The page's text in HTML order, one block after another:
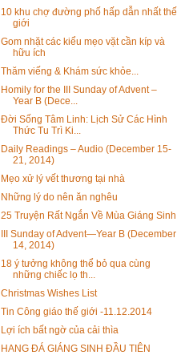
10 khu chợ đường phố hấp dẫn nhất thế
giới
Gom nhặt các kiểu mẹo vặt cần kíp và
hữu ích
Thăm viếng & Khám sức khỏe...
Homily for the III Sunday of Advent –
Year B (Dece...
Đời Sống Tâm Linh: Lịch Sử Các Hình
Thức Tu Trì Ki...
Daily Readings – Audio (December 15-
21, 2014)
Mẹo xử lý vết thương tại nhà
Những lý do nên ăn nghêu
25 Truyện Rất Ngắn Về Mùa Giáng Sinh
III Sunday of Advent—Year B (December
14, 2014)
18 ý tưởng không thể bỏ qua cùng
những chiếc lọ th...
Christmas Wishes List
Tin Công giáo thế giới -11.12.2014
Lợi ích bất ngờ của cải thìa
HANG ĐÁ GIÁNG SINH ĐẦU TIÊN